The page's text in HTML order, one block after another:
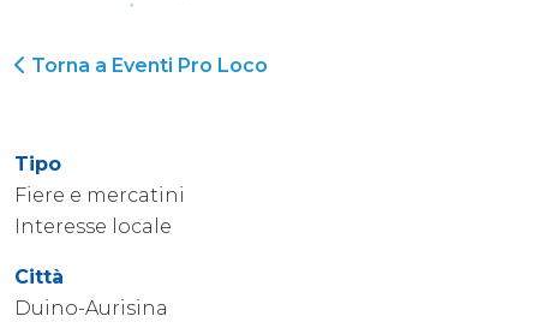
Torna a Eventi Pro Loco
Tipo
Fiere e mercatini
Interesse locale
Città
Duino-Aurisina